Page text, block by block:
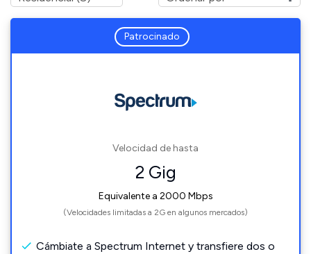
Patrocinado
Velocidad de hasta
2 Gig
Equivalente a 2000 Mbps
(Velocidades limitadas a 2G en algunos mercados)
Cámbiate a Spectrum Internet y transfiere dos o